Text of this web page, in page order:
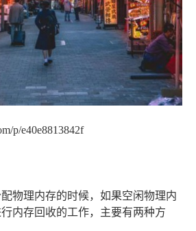
p/e40e8813842f
物理内存的时候，如果空闲物理内
内存回收的工作，主要有两种方